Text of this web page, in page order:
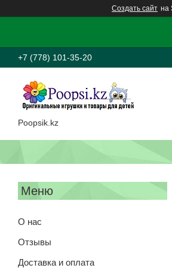
Создать сайт на
+7 (778) 101-35-20
Poopsik.kz
О нас
Отзывы
Доставка и оплата